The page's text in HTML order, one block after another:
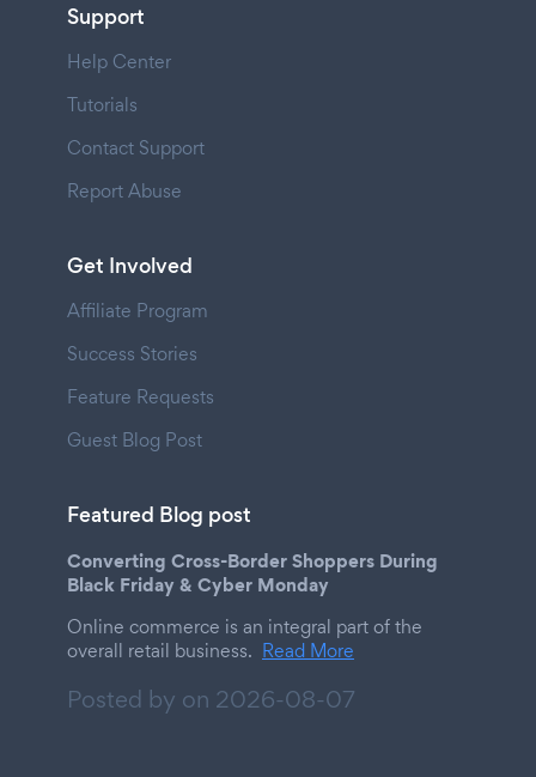
Support
Help Center
Tutorials
Contact Support
Report Abuse
Get Involved
Affiliate Program
Success Stories
Feature Requests
Guest Blog Post
Featured Blog post
Converting Cross-Border Shoppers During
Black Friday & Cyber Monday
Online commerce is an integral part of the
overall retail business. Read More
Posted by on 2026-08-07